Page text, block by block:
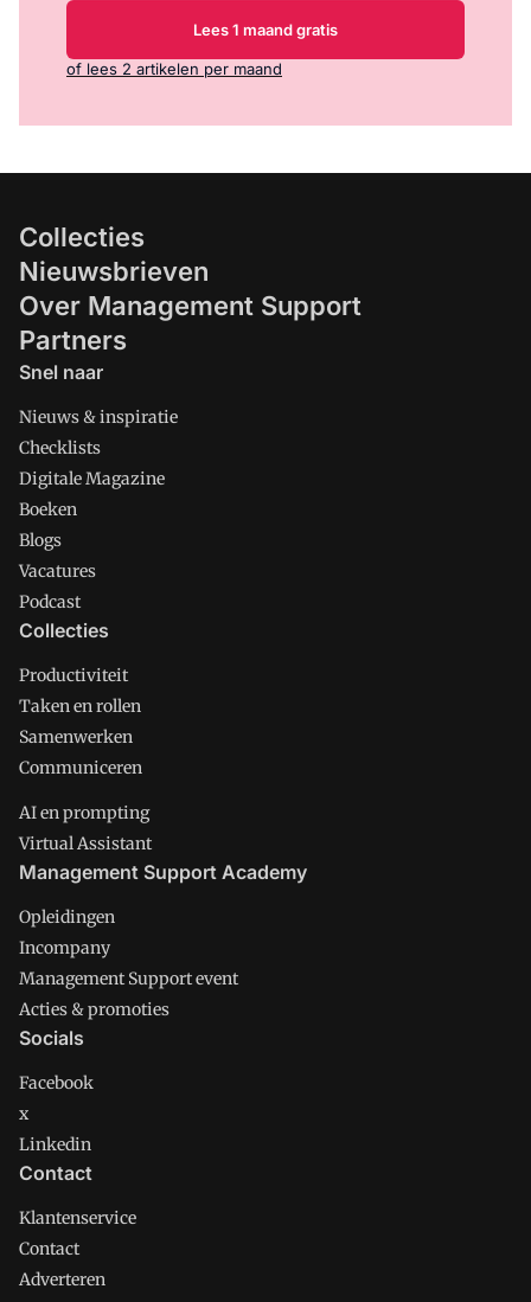
Lees 1 maand gratis
of lees 2 artikelen per maand
Collecties
Nieuwsbrieven
Over Management Support
Partners
Snel naar
Nieuws & inspiratie
Checklists
Digitale Magazine
Boeken
Blogs
Vacatures
Podcast
Collecties
Productiviteit
Taken en rollen
Samenwerken
Communiceren
AI en prompting
Virtual Assistant
Management Support Academy
Opleidingen
Incompany
Management Support event
Acties & promoties
Socials
Facebook
x
Linkedin
Contact
Klantenservice
Contact
Adverteren